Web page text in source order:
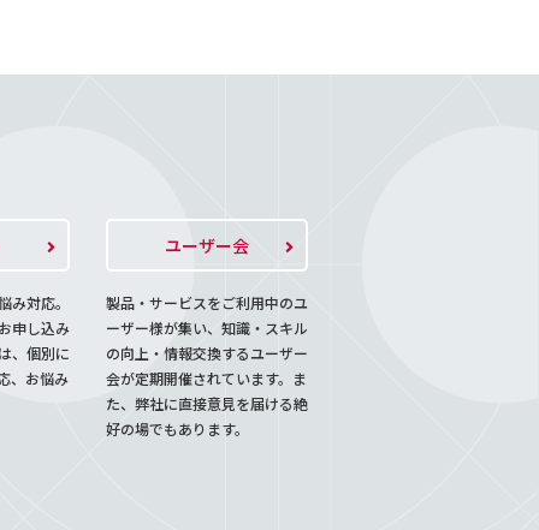
み対応。
申し込み
、個別に
、お悩み
ユーザー会
製品・サービスをご利用中のユ
ーザー様が集い、知識・スキル
の向上・情報交換するユーザー
会が定期開催されています。ま
た、弊社に直接意見を届ける絶
好の場でもあります。